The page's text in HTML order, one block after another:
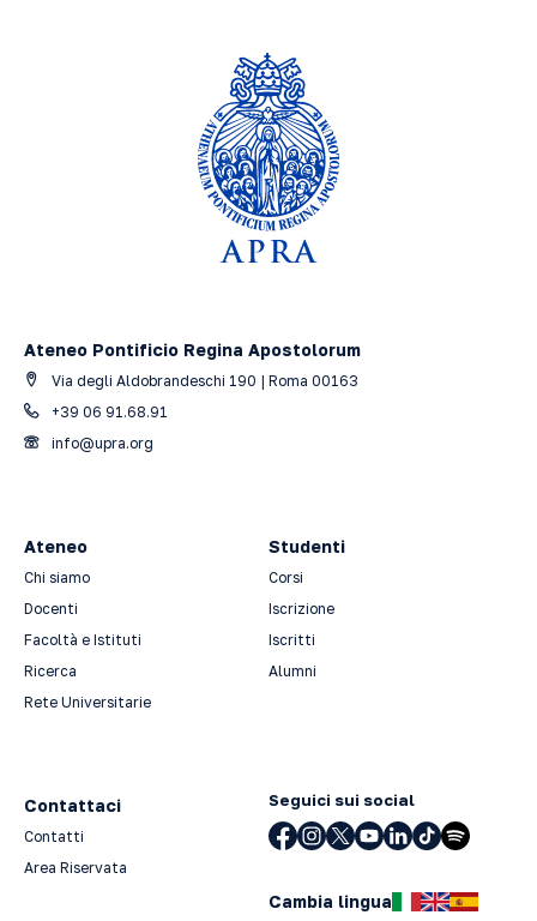
Ateneo Pontificio Regina Apostolorum
Via degli Aldobrandeschi 190 | Roma 00163
+39 06 91.68.91
info@upra.org
Ateneo
Chi siamo
Docenti
Facoltà e Istituti
Ricerca
Rete Universitarie
Studenti
Corsi
Iscrizione
Iscritti
Alumni
Contattaci
Contatti
Area Riservata
Seguici sui social
Cambia lingua